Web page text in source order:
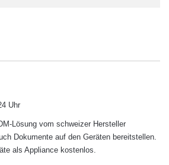
Uhr
Lösung vom schweizer Hersteller
Dokumente auf den Geräten bereitstellen.
als Appliance kostenlos.